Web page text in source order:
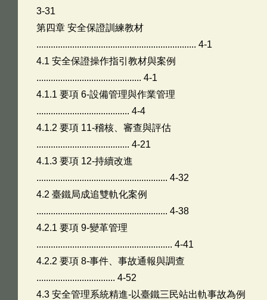
3-31
第四章 安全保證訓練教材
................................................................... 4-1
4.1 安全保證操作指引教材與案例
............................................ 4-1
4.1.1 要項 6-設備管理與作業管理
....................................... 4-4
4.1.2 要項 11-稽核、審查與評估
....................................... 4-21
4.1.3 要項 12-持續改進
....................................................... 4-32
4.2 臺鐵局成追雙軌化案例
....................................................... 4-38
4.2.1 要項 9-變革管理
......................................................... 4-41
4.2.2 要項 8-事件、事故通報與調查
................................. 4-52
4.3 安全管理系統精進-以臺鐵三民站出軌事故為例